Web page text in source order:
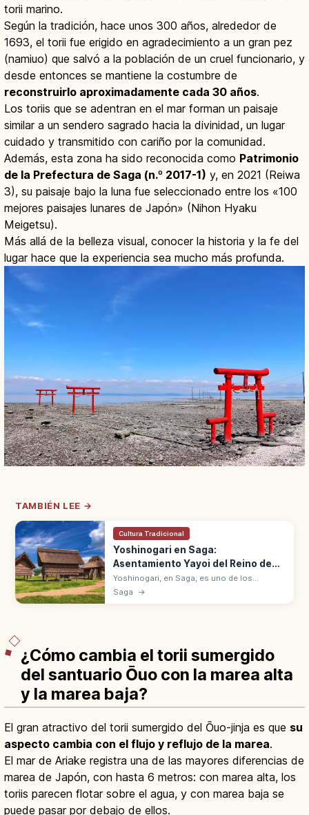
torii marino.
Según la tradición, hace unos 300 años, alrededor de
1693, el torii fue erigido en agradecimiento a un gran pez
(namiuo) que salvó a la población de un cruel funcionario, y
desde entonces se mantiene la costumbre de
reconstruirlo aproximadamente cada 30 años.
Los toriis que se adentran en el mar forman un paisaje
similar a un sendero sagrado hacia la divinidad, un lugar
cuidado y transmitido con cariño por la comunidad.
Además, esta zona ha sido reconocida como Patrimonio
de la Prefectura de Saga (n.º 2017-1) y, en 2021 (Reiwa
3), su paisaje bajo la luna fue seleccionado entre los «100
mejores paisajes lunares de Japón» (Nihon Hyaku
Meigetsu).
Más allá de la belleza visual, conocer la historia y la fe del
lugar hace que la experiencia sea mucho más profunda.
TAMBIÉN LEE →
Cultura Tradicional
Yoshinogari en Saga:
Asentamiento Yayoi del Reino de
Yamatai
Yoshinogari, en Saga, es uno de los
mayores asentamientos con foso del Yayoi
(siglo V a.C.-III d.C.). Evoca el legendario
Saga →
¿Cómo cambia el torii sumergido
del santuario Ōuo con la marea alta
y la marea baja?
El gran atractivo del torii sumergido del Ōuo-jinja es que su
aspecto cambia con el flujo y reflujo de la marea.
El mar de Ariake registra una de las mayores diferencias de
marea de Japón, con hasta 6 metros: con marea alta, los
toriis parecen flotar sobre el agua, y con marea baja se
puede pasar por debajo de ellos.